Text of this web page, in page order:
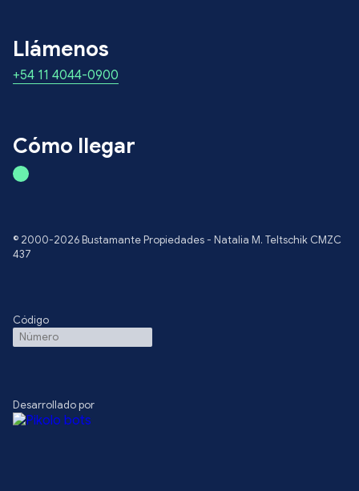
Llámenos
+54 11 4044-0900
Cómo llegar
© 2000-2026 Bustamante Propiedades - Natalia M. Teltschik CMZC
437
Código
Desarrollado por